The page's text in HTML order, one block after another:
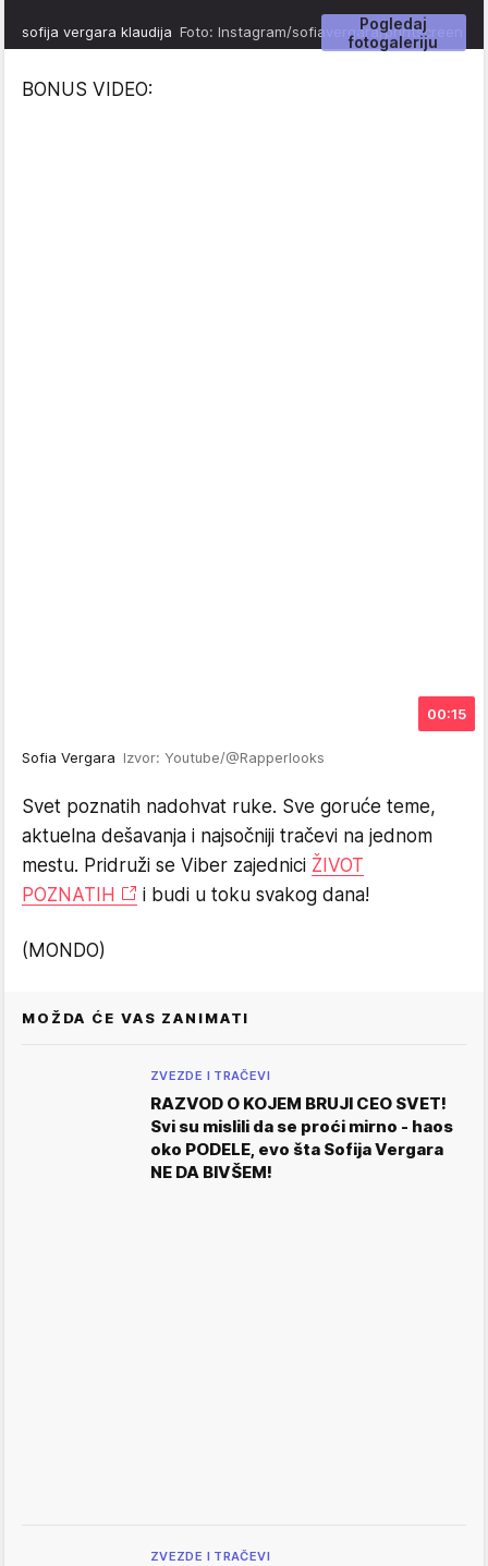
Pogledaj
fotogaleriju
sofija vergara klaudija Foto: Instagram/sofiavergara/printscreen
BONUS VIDEO:
00:15
Sofia Vergara Izvor: Youtube/@Rapperlooks
Svet poznatih nadohvat ruke. Sve goruće teme,
aktuelna dešavanja i najsočniji tračevi na jednom
mestu. Pridruži se Viber zajednici ŽIVOT
POZNATIH
i budi u toku svakog dana!
(MONDO)
MOŽDA ĆE VAS ZANIMATI
ZVEZDE I TRAČEVI
RAZVOD O KOJEM BRUJI CEO SVET!
Svi su mislili da se proći mirno - haos
oko PODELE, evo šta Sofija Vergara
NE DA BIVŠEM!
ZVEZDE I TRAČEVI